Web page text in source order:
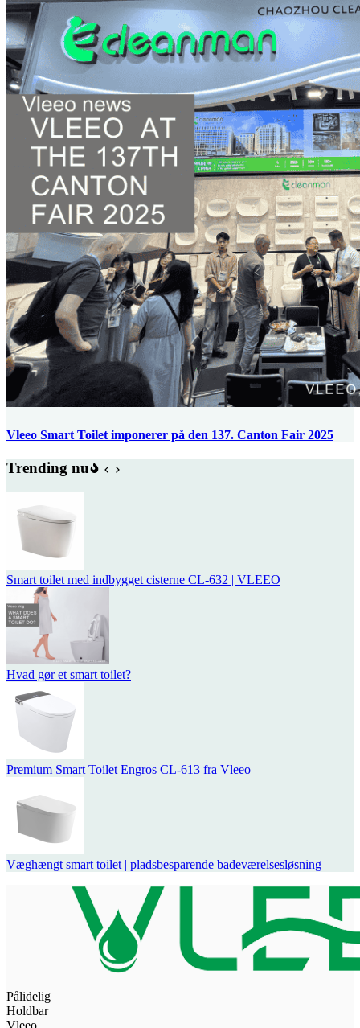
Vleeo Smart Toilet imponerer på den 137. Canton Fair 2025
Trending nu
Smart toilet med indbygget cisterne CL-632 | VLEEO
Hvad gør et smart toilet?
Premium Smart Toilet Engros CL-613 fra Vleeo
Væghængt smart toilet | pladsbesparende badeværelsesløsning
Pålidelig
Holdbar
Vleeo